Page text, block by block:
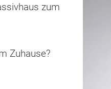
zum
Zuhause?